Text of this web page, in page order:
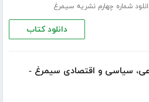
شماره چهارم نشریه سیمرغ
دانلود کتاب
سیاسی و اقتصادی سیمرغ -